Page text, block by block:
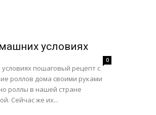
условиях
0
пошаговый рецепт с
роллов дома своими руками
роллы в нашей стране
Сейчас же их...